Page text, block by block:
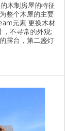
木制房屋的特征
整个木屋的主要
元素 更换木材
不寻常的外观;
露台，第二盏灯
框架技术的建设;